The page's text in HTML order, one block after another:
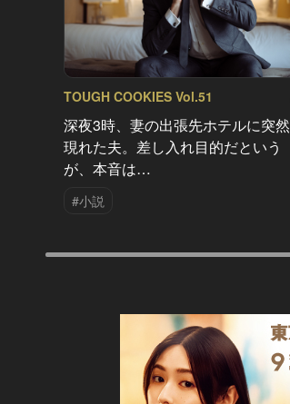
TOUGH COOKIES Vol.51
深夜3時、妻の出張先ホテルに突然
現れた夫。差し入れ目的だという
が、本音は…
#小説